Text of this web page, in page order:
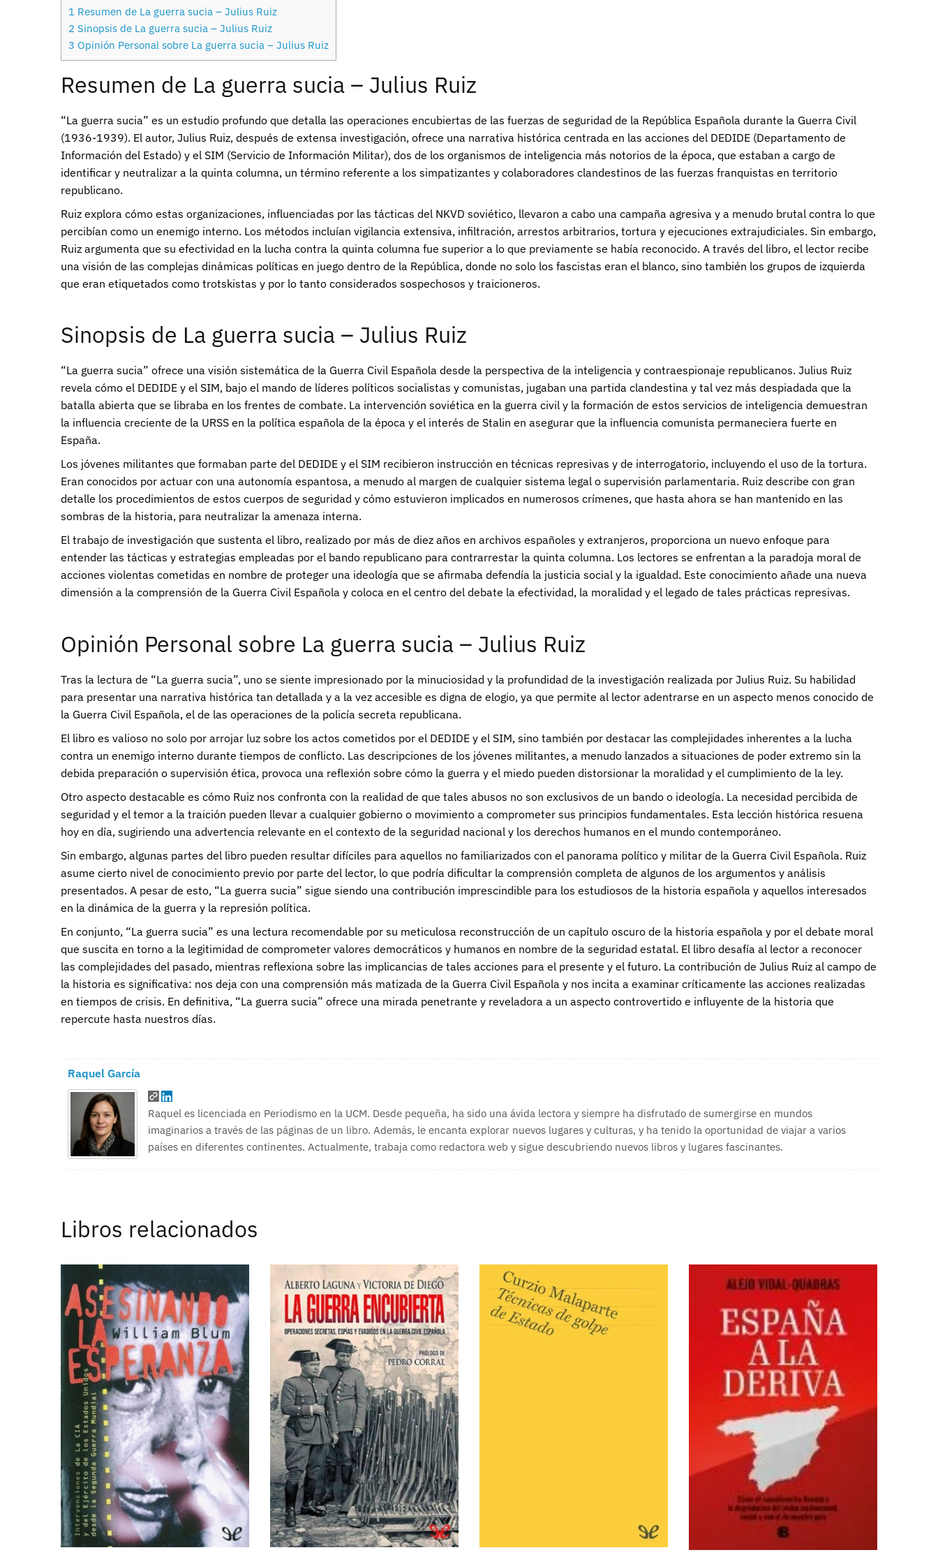
1 Resumen de La guerra sucia – Julius Ruiz
2 Sinopsis de La guerra sucia – Julius Ruiz
3 Opinión Personal sobre La guerra sucia – Julius Ruiz
Resumen de La guerra sucia – Julius Ruiz
“La guerra sucia” es un estudio profundo que detalla las operaciones encubiertas de las fuerzas de seguridad de la República Española durante la Guerra Civil
(1936-1939). El autor, Julius Ruiz, después de extensa investigación, ofrece una narrativa histórica centrada en las acciones del DEDIDE (Departamento de
Información del Estado) y el SIM (Servicio de Información Militar), dos de los organismos de inteligencia más notorios de la época, que estaban a cargo de
identificar y neutralizar a la quinta columna, un término referente a los simpatizantes y colaboradores clandestinos de las fuerzas franquistas en territorio
republicano.
Ruiz explora cómo estas organizaciones, influenciadas por las tácticas del NKVD soviético, llevaron a cabo una campaña agresiva y a menudo brutal contra lo que
percibían como un enemigo interno. Los métodos incluían vigilancia extensiva, infiltración, arrestos arbitrarios, tortura y ejecuciones extrajudiciales. Sin embargo,
Ruiz argumenta que su efectividad en la lucha contra la quinta columna fue superior a lo que previamente se había reconocido. A través del libro, el lector recibe
una visión de las complejas dinámicas políticas en juego dentro de la República, donde no solo los fascistas eran el blanco, sino también los grupos de izquierda
que eran etiquetados como trotskistas y por lo tanto considerados sospechosos y traicioneros.
Sinopsis de La guerra sucia – Julius Ruiz
“La guerra sucia” ofrece una visión sistemática de la Guerra Civil Española desde la perspectiva de la inteligencia y contraespionaje republicanos. Julius Ruiz
revela cómo el DEDIDE y el SIM, bajo el mando de líderes políticos socialistas y comunistas, jugaban una partida clandestina y tal vez más despiadada que la
batalla abierta que se libraba en los frentes de combate. La intervención soviética en la guerra civil y la formación de estos servicios de inteligencia demuestran
la influencia creciente de la URSS en la política española de la época y el interés de Stalin en asegurar que la influencia comunista permaneciera fuerte en
España.
Los jóvenes militantes que formaban parte del DEDIDE y el SIM recibieron instrucción en técnicas represivas y de interrogatorio, incluyendo el uso de la tortura.
Eran conocidos por actuar con una autonomía espantosa, a menudo al margen de cualquier sistema legal o supervisión parlamentaria. Ruiz describe con gran
detalle los procedimientos de estos cuerpos de seguridad y cómo estuvieron implicados en numerosos crímenes, que hasta ahora se han mantenido en las
sombras de la historia, para neutralizar la amenaza interna.
El trabajo de investigación que sustenta el libro, realizado por más de diez años en archivos españoles y extranjeros, proporciona un nuevo enfoque para
entender las tácticas y estrategias empleadas por el bando republicano para contrarrestar la quinta columna. Los lectores se enfrentan a la paradoja moral de
acciones violentas cometidas en nombre de proteger una ideología que se afirmaba defendía la justicia social y la igualdad. Este conocimiento añade una nueva
dimensión a la comprensión de la Guerra Civil Española y coloca en el centro del debate la efectividad, la moralidad y el legado de tales prácticas represivas.
Opinión Personal sobre La guerra sucia – Julius Ruiz
Tras la lectura de “La guerra sucia”, uno se siente impresionado por la minuciosidad y la profundidad de la investigación realizada por Julius Ruiz. Su habilidad
para presentar una narrativa histórica tan detallada y a la vez accesible es digna de elogio, ya que permite al lector adentrarse en un aspecto menos conocido de
la Guerra Civil Española, el de las operaciones de la policía secreta republicana.
El libro es valioso no solo por arrojar luz sobre los actos cometidos por el DEDIDE y el SIM, sino también por destacar las complejidades inherentes a la lucha
contra un enemigo interno durante tiempos de conflicto. Las descripciones de los jóvenes militantes, a menudo lanzados a situaciones de poder extremo sin la
debida preparación o supervisión ética, provoca una reflexión sobre cómo la guerra y el miedo pueden distorsionar la moralidad y el cumplimiento de la ley.
Otro aspecto destacable es cómo Ruiz nos confronta con la realidad de que tales abusos no son exclusivos de un bando o ideología. La necesidad percibida de
seguridad y el temor a la traición pueden llevar a cualquier gobierno o movimiento a comprometer sus principios fundamentales. Esta lección histórica resuena
hoy en día, sugiriendo una advertencia relevante en el contexto de la seguridad nacional y los derechos humanos en el mundo contemporáneo.
Sin embargo, algunas partes del libro pueden resultar difíciles para aquellos no familiarizados con el panorama político y militar de la Guerra Civil Española. Ruiz
asume cierto nivel de conocimiento previo por parte del lector, lo que podría dificultar la comprensión completa de algunos de los argumentos y análisis
presentados. A pesar de esto, “La guerra sucia” sigue siendo una contribución imprescindible para los estudiosos de la historia española y aquellos interesados
en la dinámica de la guerra y la represión política.
En conjunto, “La guerra sucia” es una lectura recomendable por su meticulosa reconstrucción de un capítulo oscuro de la historia española y por el debate moral
que suscita en torno a la legitimidad de comprometer valores democráticos y humanos en nombre de la seguridad estatal. El libro desafía al lector a reconocer
las complejidades del pasado, mientras reflexiona sobre las implicancias de tales acciones para el presente y el futuro. La contribución de Julius Ruiz al campo de
la historia es significativa: nos deja con una comprensión más matizada de la Guerra Civil Española y nos incita a examinar críticamente las acciones realizadas
en tiempos de crisis. En definitiva, “La guerra sucia” ofrece una mirada penetrante y reveladora a un aspecto controvertido e influyente de la historia que
repercute hasta nuestros días.
Raquel García
Raquel es licenciada en Periodismo en la UCM. Desde pequeña, ha sido una ávida lectora y siempre ha disfrutado de sumergirse en mundos
imaginarios a través de las páginas de un libro. Además, le encanta explorar nuevos lugares y culturas, y ha tenido la oportunidad de viajar a varios
países en diferentes continentes. Actualmente, trabaja como redactora web y sigue descubriendo nuevos libros y lugares fascinantes.
Libros relacionados